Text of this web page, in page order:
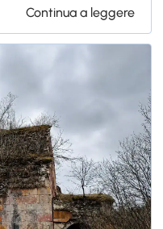
Continua a leggere